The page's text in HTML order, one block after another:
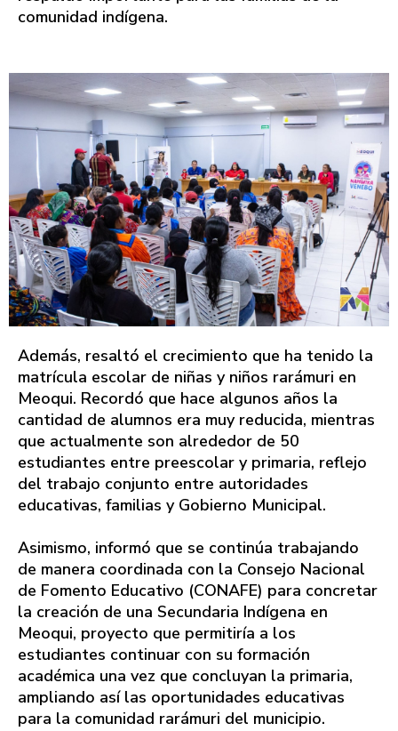
comunidad indígena.
Además, resaltó el crecimiento que ha tenido la
matrícula escolar de niñas y niños rarámuri en
Meoqui. Recordó que hace algunos años la
cantidad de alumnos era muy reducida, mientras
que actualmente son alrededor de 50
estudiantes entre preescolar y primaria, reflejo
del trabajo conjunto entre autoridades
educativas, familias y Gobierno Municipal.
Asimismo, informó que se continúa trabajando
de manera coordinada con la Consejo Nacional
de Fomento Educativo (CONAFE) para concretar
la creación de una Secundaria Indígena en
Meoqui, proyecto que permitiría a los
estudiantes continuar con su formación
académica una vez que concluyan la primaria,
ampliando así las oportunidades educativas
para la comunidad rarámuri del municipio.